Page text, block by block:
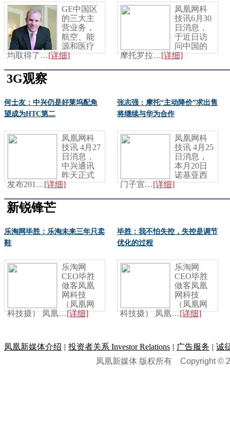
GE中国区
的三大主
营业务，
航空、能
源和医疗
均取得了…[详细]
凤凰网科
技讯6月30
日消息，
于近日访
问中国的
摩托罗拉…[详细]
3G观察
何士友：中兴仍是好莱坞配角
望成为HTC第二
凤凰网科
技讯 4月27
日消息，
中兴通讯
昨天正式
发布201…[详细]
张志强：摩托“主动降价”求出售
将继续与华为合作
凤凰网科
技讯 4月25
日消息，
本月20日
诺基亚西
门子宣…[详细]
新锐锋芒
乐淘网毕胜：乐淘未来三年只卖
鞋
乐淘网
CEO毕胜
做客凤凰
网科技
（凤凰网
科技摄） 凤凰…[详细]
毕胜：我不怕失控，失控是调节
优化的过程
乐淘网
CEO毕胜
做客凤凰
网科技
（凤凰网
科技摄） 凤凰…[详细]
凤凰新媒体介绍 | 投资者关系 Investor Relations | 广告服务 | 诚
凤凰新媒体 版权所有 Copyright ©